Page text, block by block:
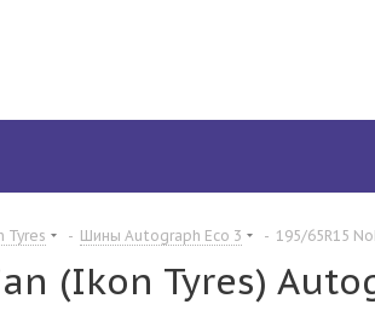
Tyres - Шины Autograph Eco 3 - 195/65R15
(Ikon Tyres)